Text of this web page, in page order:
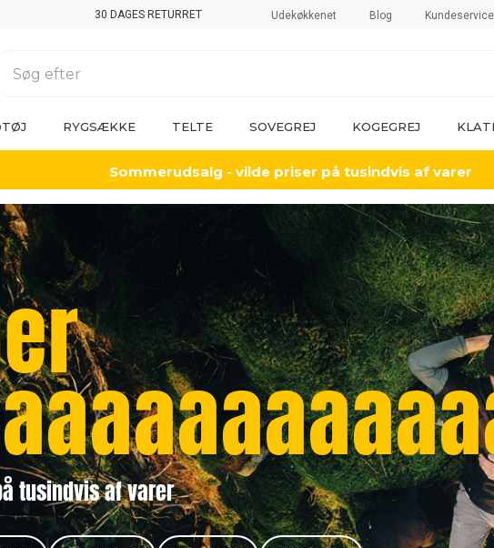
30 DAGES RETURRET Udekøkkenet Blog Kundeservice
RYGSÆKKE TELTE SOVEGREJ KOGEGREJ
Sommerudsalg - vilde priser på tusindvis af varer
tusindvis af varer